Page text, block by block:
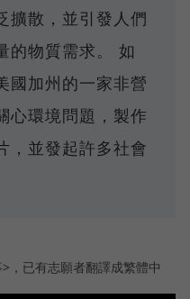
擴散，並引發人們
的物質需求。 如
國加州的一家非營
心環境問題，製作
，並發起許多社會
，已有志願者翻譯成繁體中